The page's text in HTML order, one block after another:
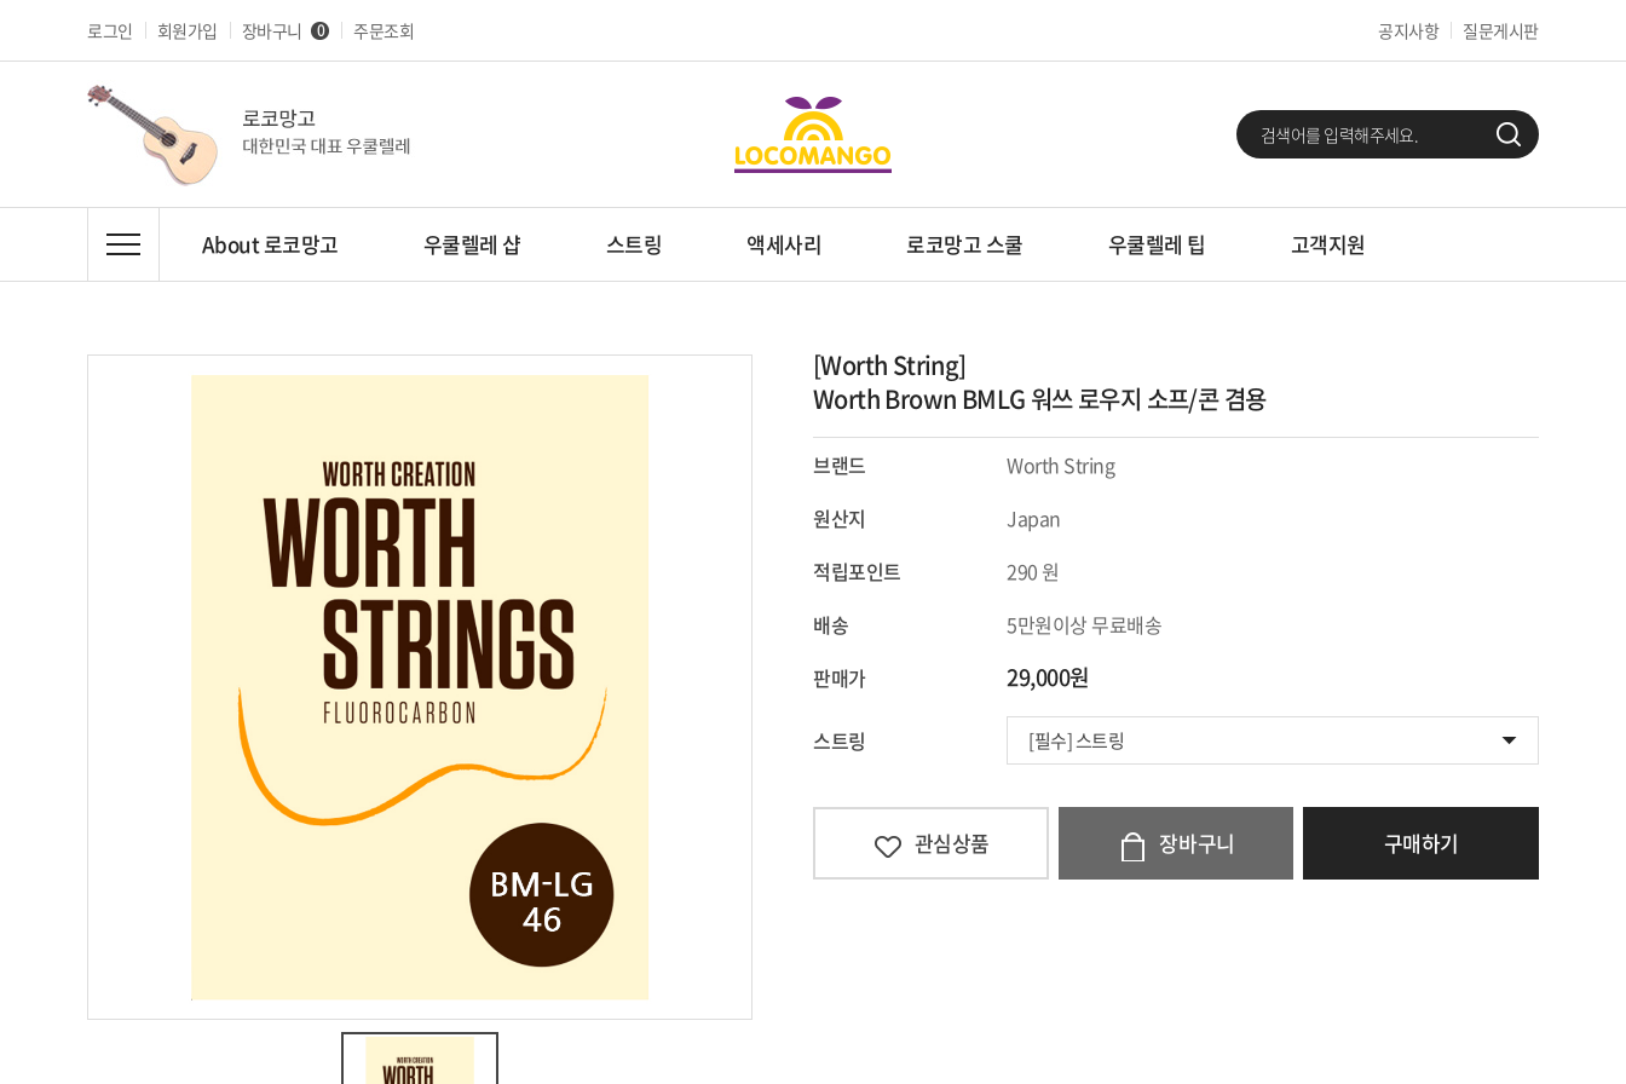
로그인 회원가입 장바구니 0 주문조회 공지사항 질문게시판
About 로코망고 우쿨렐레 샵 스트링 액세사리 로코망고 스쿨 우쿨렐레 팁 고객지원
[Worth String]
Worth Brown BMLG 워쓰 로우지 소프/콘 겸용
브랜드
Worth String
원산지
Japan
적립포인트
290 원
배송
5만원이상 무료배송
판매가
29,000원
스트링 [필수] 스트링
관심상품 장바구니 구매하기